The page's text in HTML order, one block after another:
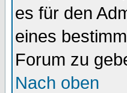
es für den
eines
Forum zu
Nach oben